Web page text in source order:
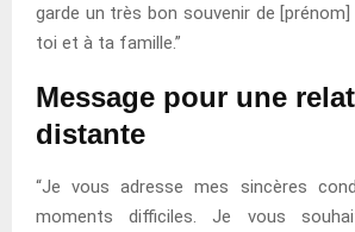
garde un très bon souvenir de
toi et à ta famille.”
Message pour une
distante
“Je vous adresse mes sincères
moments difficiles. Je vous